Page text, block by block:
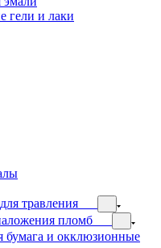
гели и лаки
травления
пломб
бумага и окклюзионные